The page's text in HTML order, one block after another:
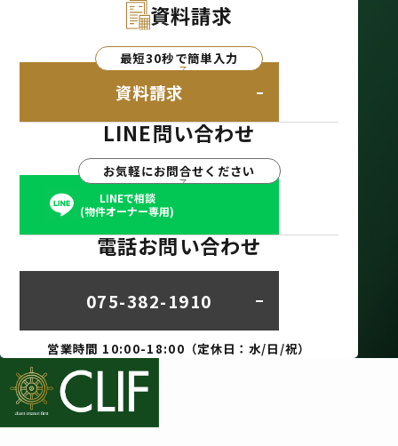
資料請求
最短30秒で簡単入力
資料請求
LINE問い合わせ
お気軽にお問合せください
LINEで相談
(物件オーナー専用)
電話お問い合わせ
075-382-1910
営業時間 10:00-18:00（定休日：水/日/祝）